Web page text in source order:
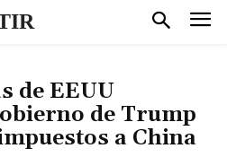
de EEUU
de Trump
a China